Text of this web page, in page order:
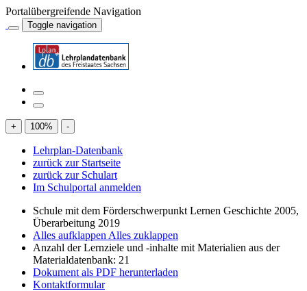
Portalübergreifende Navigation
Toggle navigation
+ 100% -
Lehrplan-Datenbank
zurück zur Startseite
zurück zur Schulart
Im Schulportal anmelden
Schule mit dem Förderschwerpunkt Lernen Geschichte 2005,
Überarbeitung 2019
Alles aufklappen Alles zuklappen
Anzahl der Lernziele und -inhalte mit Materialien aus der
Materialdatenbank: 21
Dokument als PDF herunterladen
Kontaktformular